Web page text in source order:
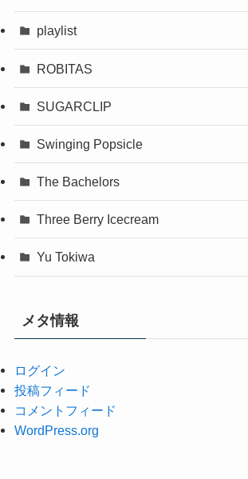
playlist
ROBITAS
SUGARCLIP
Swinging Popsicle
The Bachelors
Three Berry Icecream
Yu Tokiwa
メタ情報
ログイン
投稿フィード
コメントフィード
WordPress.org